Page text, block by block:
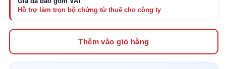
Thêm vào giỏ hàng